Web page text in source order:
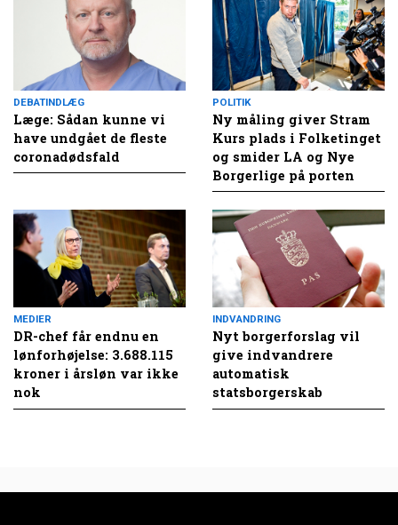
DEBATINDLÆG
Læge: Sådan kunne vi
have undgået de fleste
coronadødsfald
POLITIK
Ny måling giver Stram
Kurs plads i Folketinget
og smider LA og Nye
Borgerlige på porten
MEDIER
DR-chef får endnu en
lønforhøjelse: 3.688.115
kroner i årsløn var ikke
nok
INDVANDRING
Nyt borgerforslag vil
give indvandrere
automatisk
statsborgerskab